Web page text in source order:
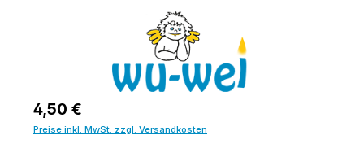
Regulärer Preis:
4,50 €
Preise inkl. MwSt. zzgl. Versandkosten